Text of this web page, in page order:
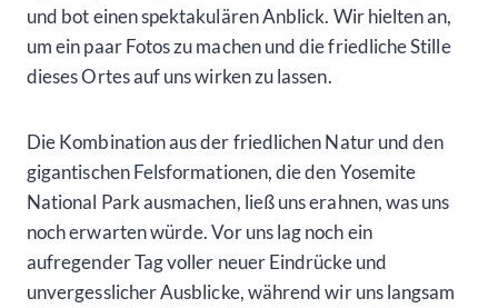
und bot einen spektakulären Anblick. Wir hielten an,
um ein paar Fotos zu machen und die friedliche Stille
dieses Ortes auf uns wirken zu lassen.
Die Kombination aus der friedlichen Natur und den
gigantischen Felsformationen, die den Yosemite
National Park ausmachen, ließ uns erahnen, was uns
noch erwarten würde. Vor uns lag noch ein
aufregender Tag voller neuer Eindrücke und
unvergesslicher Ausblicke, während wir uns langsam